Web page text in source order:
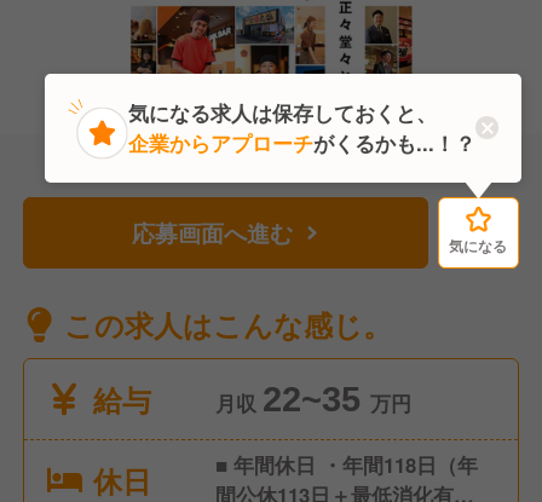
応募画面へ進む 気になる
この求人はこんな感じ。
給与
月収 22~35 万円
休日
■ 年間休日 ・年間118日（年
間公休113日＋最低消化有給5
気になる
気になる求人は保存しておくと、
企業からアプローチがくるかも...！？